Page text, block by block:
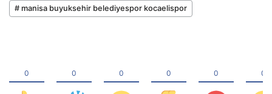
# manisa buyuksehir belediyespor kocaelispor